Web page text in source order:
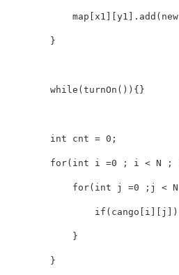
        }
while(turnOn()){}
        int cnt = 0;
for(int i =0 ; i < N ;
for(int j =0 ;j <
if(cango[i][j])
            }
        }